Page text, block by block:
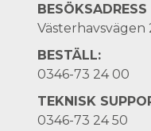
BESÖKSADRESS
Västerhavsvägen
BESTÄLL:
0346-73 24 00
TEKNISK
0346-73 24 50